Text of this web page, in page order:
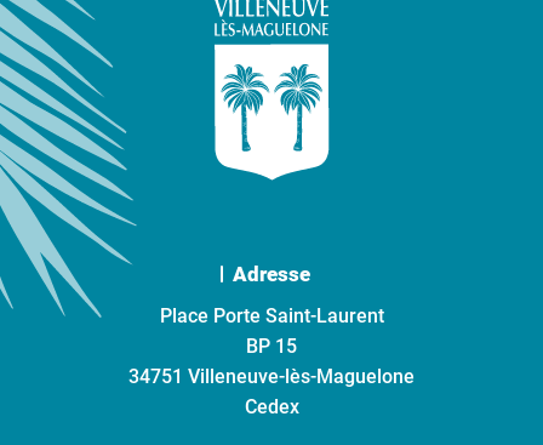
Adresse
Place Porte Saint-Laurent
BP 15
34751 Villeneuve-lès-Maguelone
Cedex